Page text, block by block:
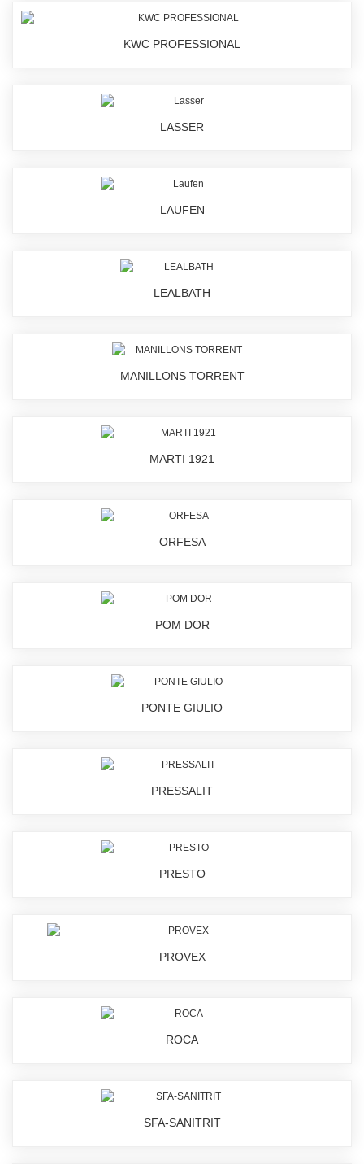
KWC PROFESSIONAL
LASSER
LAUFEN
LEALBATH
MANILLONS TORRENT
MARTI 1921
ORFESA
POM DOR
PONTE GIULIO
PRESSALIT
PRESTO
PROVEX
ROCA
SFA-SANITRIT